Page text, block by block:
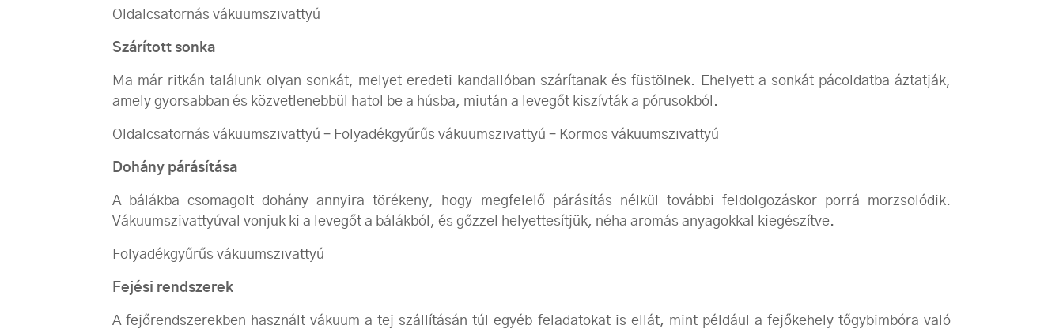
Oldalcsatornás vákuumszivattyú
Szárított sonka
Ma már ritkán találunk olyan sonkát, melyet eredeti kandallóban szárítanak és füstölnek. Ehelyett a sonkát pácoldatba áztatják,
amely gyorsabban és közvetlenebbül hatol be a húsba, miután a levegőt kiszívták a pórusokból.
Oldalcsatornás vákuumszivattyú – Folyadékgyűrűs vákuumszivattyú – Körmös vákuumszivattyú
Dohány párásítása
A bálákba csomagolt dohány annyira törékeny, hogy megfelelő párásítás nélkül további feldolgozáskor porrá morzsolódik.
Vákuumszivattyúval vonjuk ki a levegőt a bálákból, és gőzzel helyettesítjük, néha aromás anyagokkal kiegészítve.
Folyadékgyűrűs vákuumszivattyú
Fejési rendszerek
A fejőrendszerekben használt vákuum a tej szállításán túl egyéb feladatokat is ellát, mint például a fejőkehely tőgybimbóra való